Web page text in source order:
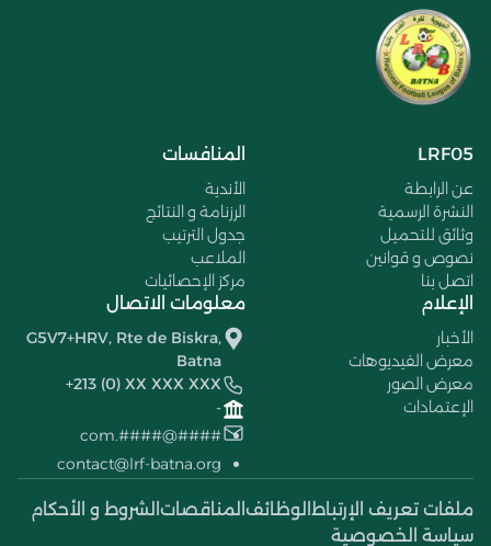
LRF05
عن الرابطة
النشرة الرسمية
وثائق للتحميل
نصوص و قوانين
اتصل بنا
المنافسات
الأندية
الرزنامة و النتائج
جدول الترتيب
الملاعب
مركز الإحصائيات
الإعلام
الأخبار
معرض الفيديوهات
معرض الصور
الإعتمادات
معلومات الاتصال
G5V7+HRV, Rte de Biskra,
Batna
+213 (0) XX XXX XXX
-
####@####.com
contact@lrf-batna.org
ملفات تعريف الإرتباط الوظائف المناقصات الشروط و الأحكام
سياسة الخصوصية